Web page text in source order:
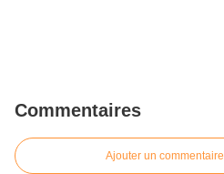
Commentaires
Ajouter un commentaire